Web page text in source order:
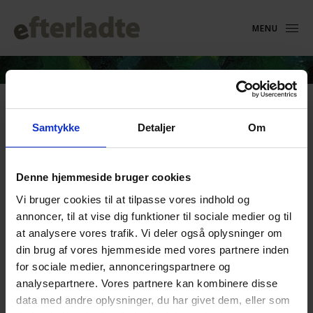
Samtykke Detaljer Om
Denne hjemmeside bruger cookies
Vi bruger cookies til at tilpasse vores indhold og
annoncer, til at vise dig funktioner til sociale medier og til
at analysere vores trafik. Vi deler også oplysninger om
din brug af vores hjemmeside med vores partnere inden
for sociale medier, annonceringspartnere og
analysepartnere. Vores partnere kan kombinere disse
data med andre oplysninger, du har givet dem, eller som
MENU
Genhør Hjernekassen P1 om
selvmord
Mandag d. 14. august 2017
handledeHjernekassen på P1 om selvmord.
Hvorfor vælger næsten 1 million mennesker på
verdensplan at begå selvmord hvert år? Hvem
er det, der begår selvmord? Hvordan er det at
blive efterladt? Hvordan kan selvmord
forebygges? Vi har eksperter i studiet.